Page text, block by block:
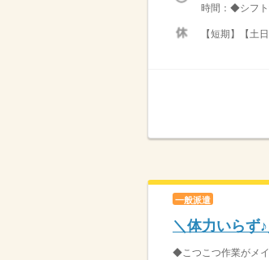
時間：◆シフ
【短期】【土
一般派遣
＼体力いらず
◆こつこつ作業がメ